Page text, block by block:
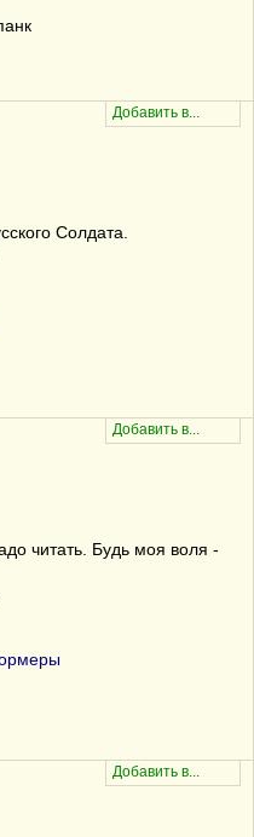
Солдата.
читать. Будь моя воля -